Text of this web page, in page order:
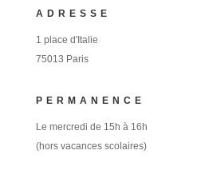
ADRESSE
1 place d'Italie
75013 Paris
PERMANENCE
Le mercredi de 15h à 16h
(hors vacances scolaires)